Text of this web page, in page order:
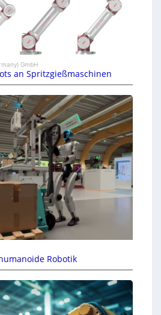
GmbH
an Spritzgießmaschinen
Robotik